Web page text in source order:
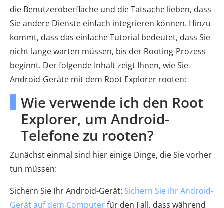
die Benutzeroberfläche und die Tatsache lieben, dass
Sie andere Dienste einfach integrieren können. Hinzu
kommt, dass das einfache Tutorial bedeutet, dass Sie
nicht lange warten müssen, bis der Rooting-Prozess
beginnt. Der folgende Inhalt zeigt Ihnen, wie Sie
Android-Geräte mit dem Root Explorer rooten:
Wie verwende ich den Root
Explorer, um Android-
Telefone zu rooten?
Zunächst einmal sind hier einige Dinge, die Sie vorher
tun müssen:
Sichern Sie Ihr Android-Gerät: Sichern Sie Ihr Android-
Gerät auf dem Computerfür den Fall, dass während